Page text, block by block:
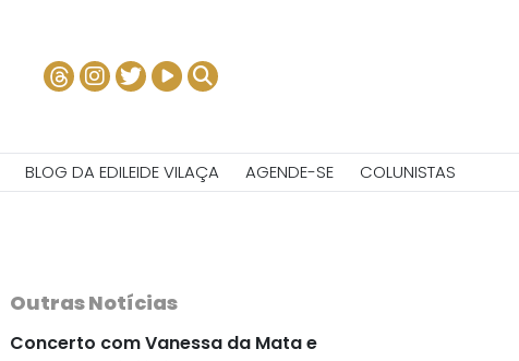
BLOG DA EDILEIDE VILAÇA AGENDE-SE COLUNISTAS
Outras Notícias
Concerto com Vanessa da Mata e